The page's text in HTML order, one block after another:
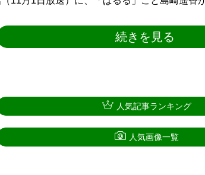
続きを見る
人気記事ランキング
人気画像一覧